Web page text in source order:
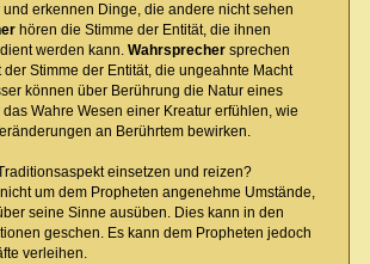
und erkennen Dinge, die andere nicht sehen
hören die Stimme der Entität, die ihnen
werden kann. Wahrsprechersprechen
Stimme der Entität, die ungeahnte Macht
können über Berührung die Natur eines
Wahre Wesen einer Kreatur erfühlen, wie
an Berührtem bewirken.
einsetzen und reizen?
um dem Propheten angenehme Umstände,
seine Sinne ausüben. Dies kann in den
geschen. Es kann dem Propheten jedoch
verleihen.